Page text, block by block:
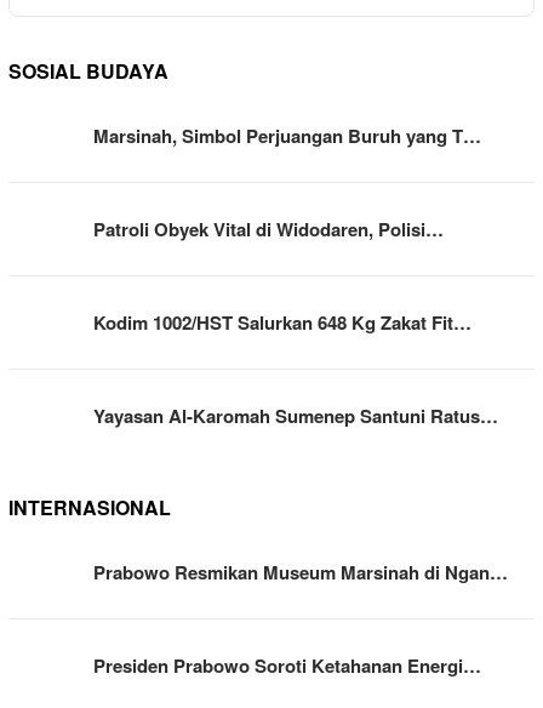
SOSIAL BUDAYA
Marsinah, Simbol Perjuangan Buruh yang T…
Patroli Obyek Vital di Widodaren, Polisi…
Kodim 1002/HST Salurkan 648 Kg Zakat Fit…
Yayasan Al-Karomah Sumenep Santuni Ratus…
INTERNASIONAL
Prabowo Resmikan Museum Marsinah di Ngan…
Presiden Prabowo Soroti Ketahanan Energi…